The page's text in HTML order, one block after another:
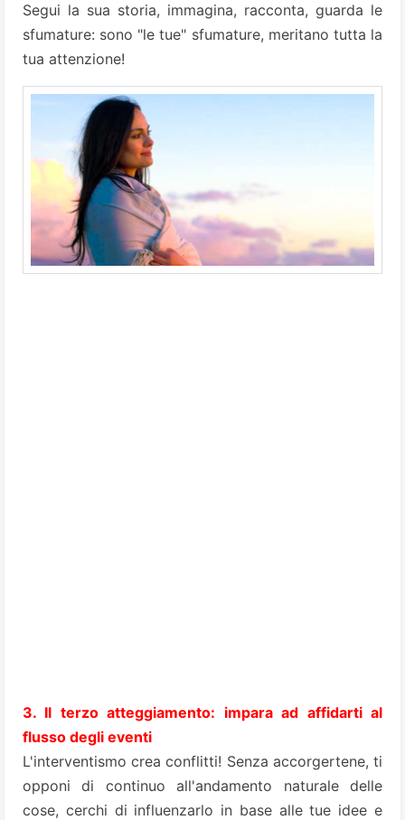
Segui la sua storia, immagina, racconta, guarda le
sfumature: sono "le tue" sfumature, meritano tutta la
tua attenzione!
3. Il terzo atteggiamento: impara ad affidarti al
flusso degli eventi
L'interventismo crea conflitti! Senza accorgertene, ti
opponi di continuo all'andamento naturale delle
cose, cerchi di influenzarlo in base alle tue idee e